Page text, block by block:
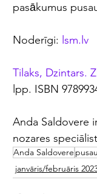
pasākumus
Noderīgi: lsm.lv
Tilaks, Dzintars.
lpp. ISBN
Anda Saldovere
nozares
Anda Saldovere
janvāris/februāris